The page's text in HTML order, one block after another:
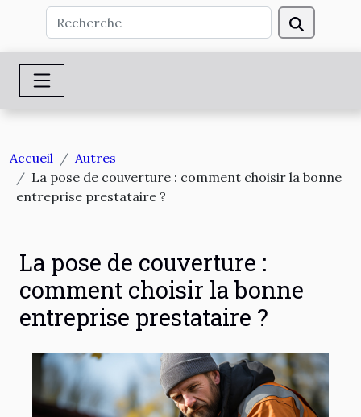
Accueil
Autres
La pose de couverture : comment choisir la bonne
entreprise prestataire ?
La pose de couverture :
comment choisir la bonne
entreprise prestataire ?